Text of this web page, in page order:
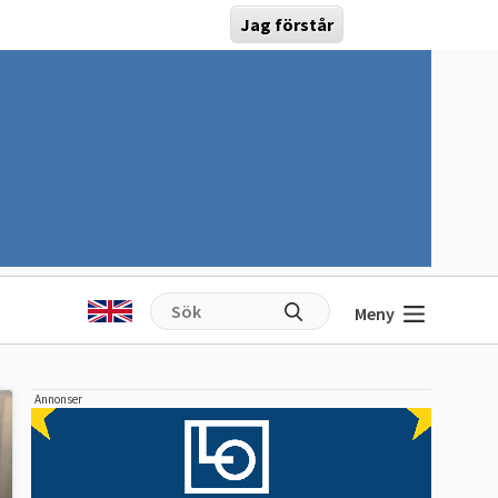
Jag förstår
Meny
Annonser